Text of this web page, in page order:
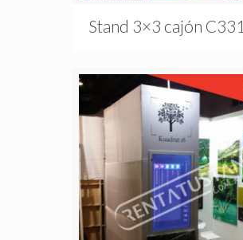
Stand 3×3 cajón C331